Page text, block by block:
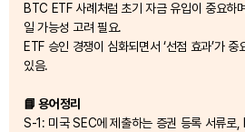
BTC ETF 사례처럼 초기 자금 유입이 중요하
일 가능성 고려 필요.
ETF 승인 경쟁이 심화되면서 ‘선점 효과’가
있음.
📘 용어정리
S-1: 미국 SEC에 제출하는 증권 등록 서류로,